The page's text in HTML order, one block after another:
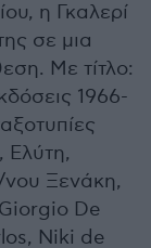
η Γκαλερί
σε μια
Με τίτλο:
1966-
Ελύτη,
Ξενάκη,
De
Niki de